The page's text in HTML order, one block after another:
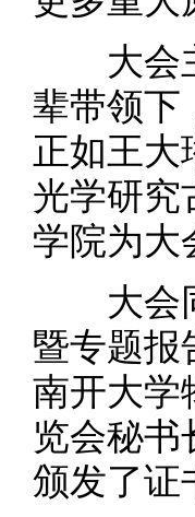
大会主
辈带领下
正如王大
光学研究
学院为大
大会同
暨专题报
南开大学
览会秘书
颁发了证